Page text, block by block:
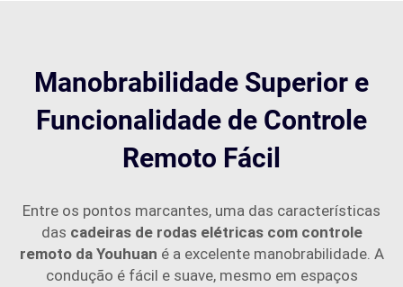
Manobrabilidade Superior e
Funcionalidade de Controle
Remoto Fácil
Entre os pontos marcantes, uma das características
das cadeiras de rodas elétricas com controle
remoto da Youhuan é a excelente manobrabilidade. A
condução é fácil e suave, mesmo em espaços